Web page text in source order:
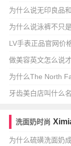
还显质感？
为什么说无印良品
还显质感？
为什么说泳裤不只
时髦？
LV手表正品官网价
搭配全攻略！
做美容英文怎么说
为什么The North
外
牙齿美白店叫什么
洗面奶时尚
为什么硫磺洗面奶